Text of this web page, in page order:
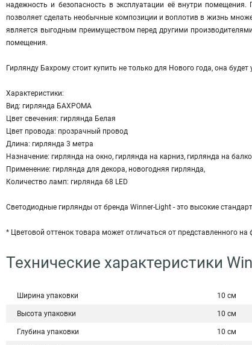
надежность и безопасность в эксплуатации её внутри
позволяет сделать необычные композиции и воплотив в жизнь
является выгодным преимуществом перед другими
помещения.
Гирлянду Бахрому стоит купить не только для Нового года, она
Характеристики:
Вид: гирлянда БАХРОМА
Цвет свечения: гирлянда Белая
Цвет провода: прозрачный провод
Длина: гирлянда 3 метра
Назначение: гирлянда на окно, гирлянда на карниз, гирлянда на
Применение: гирлянда для декора, новогодняя гирлянда,
Количество ламп: гирлянда 68 LED
Светодиодные гирлянды от бренда Winner-Light - это высокие
* Цветовой оттенок товара может отличаться от представленного
Технические характеристики
Ширина упаковки 10 см
Высота упаковки 10 см
Глубина упаковки 10 см